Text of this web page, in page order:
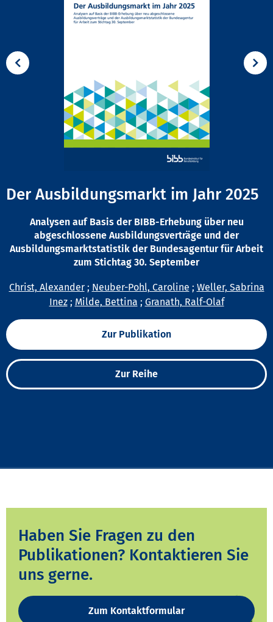
Der Ausbildungsmarkt im Jahr 2025
Analysen auf Basis der BIBB-Erhebung über neu
abgeschlossene Ausbildungsverträge und der
Ausbildungsmarktstatistik der Bundesagentur für Arbeit
zum Stichtag 30. September
Christ, Alexander; Neuber-Pohl, Caroline ; Weller, Sabrina
Inez; Milde, Bettina ; Granath, Ralf-Olaf
Zur Publikation
Zur Reihe
Haben Sie Fragen zu den
Publikationen? Kontaktieren Sie
uns gerne.
Zum Kontaktformular